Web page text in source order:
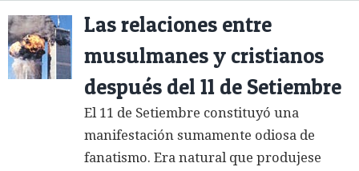
Las relaciones entre
musulmanes y cristianos
después del 11 de Setiembre
El 11 de Setiembre constituyó una
manifestación sumamente odiosa de
fanatismo. Era natural que produjese